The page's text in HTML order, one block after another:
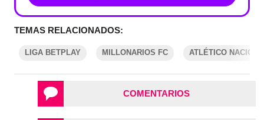
TEMAS RELACIONADOS:
LIGA BETPLAY MILLONARIOS FC ATLÉTICO
COMENTARIOS